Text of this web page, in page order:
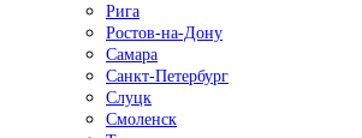
Рига
Ростов-на-Дону
Самара
Санкт-Петербург
Слуцк
Смоленск